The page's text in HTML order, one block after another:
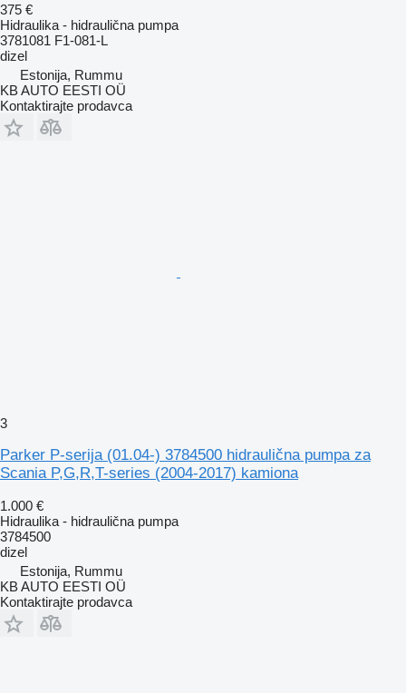
375 €
Hidraulika - hidraulična pumpa
3781081 F1-081-L
dizel
Estonija, Rummu
KB AUTO EESTI OÜ
Kontaktirajte prodavca
3
Parker P-serija (01.04-) 3784500 hidraulična pumpa za
Scania P,G,R,T-series (2004-2017) kamiona
1.000 €
Hidraulika - hidraulična pumpa
3784500
dizel
Estonija, Rummu
KB AUTO EESTI OÜ
Kontaktirajte prodavca